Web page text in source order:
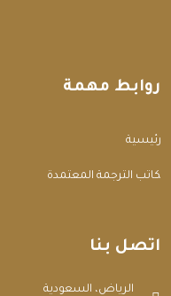
روابط مهمة
الرئيسية
مكاتب الترجمة المعتمدة
اتصل بنا
الرياض، السعودية